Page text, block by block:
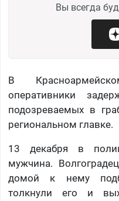
Вы всегда
В
оперативники
подозреваемых в
региональном главке.
13 декабря в
мужчина.
домой к нему
толкнули его и